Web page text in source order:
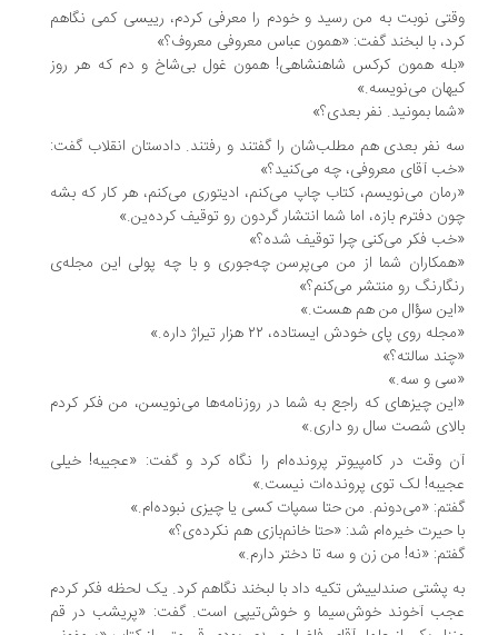
نوبت به من رسید و خودم را معرفی کردم، رییسی کمی نگاهم
با لبخند گفت: «همون عباس معروفی معروف؟»
همون کرکس شاهنشاهی! همون غول بی‌شاخ و دم که هر روز
می‌نویسه.»
بمونید. نفر بعدی؟»
نفر بعدی هم مطلب‌شان را گفتند و رفتند. دادستان انقلاب گفت:
آقای معروفی، چه می‌کنید؟»
می‌نویسم، کتاب چاپ می‌کنم، ادیتوری می‌کنم، هر کار که بشه
دفترم بازه، اما شما انتشار گردون رو توقیف کرده‌ین.»
فکر می‌کنی چرا توقیف شده؟»
شما از من می‌پرسن چه‌جوری و با چه پولی این مجله‌ی
رو منتشر می‌کنم؟»
سؤال من هم هست.»
روی پای خودش ایستاده، ۲۲ هزار تیراژ داره.»
سالته؟»
و سه.»
چیزهای که راجع به شما در روزنامه‌ها می‌نویسن، من فکر کردم
شصت سال رو داری.»
وقت در کامپیوتر پرونده‌ام را نگاه کرد و گفت: «عجیبه! خیلی
لک توی پرونده‌ات نیست.»
«می‌دونم. من حتا سمپات کسی یا چیزی نبوده‌ام.»
حیرت خیره‌ام شد: «حتا خانم‌بازی هم نکرده‌ی؟»
«نه! من زن و سه تا دختر دارم.»
پشتی صندلییش تکیه داد با لبخند نگاهم کرد. یک لحظه فکر کردم
آخوند خوش‌سیما و خوش‌تیپی است. گفت: «‌پریشب در قم